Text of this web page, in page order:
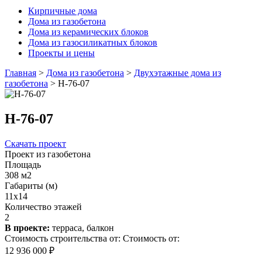
Кирпичные дома
Дома из газобетона
Дома из керамических блоков
Дома из газосиликатных блоков
Проекты и цены
Главная > Дома из газобетона > Двухэтажные дома из
газобетона > Н-76-07
Н-76-07
Скачать проект
Проект из газобетона
Площадь
308 м2
Габариты (м)
11x14
Количество этажей
2
В проекте: терраса, балкон
Стоимость строительства от: Стоимость от:
12 936 000 ₽